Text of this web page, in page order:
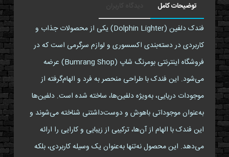
توضیحات کامل
فندک دلفین (Dolphin Lighter) یکی از محصولات جذاب و
کاربردی در دسته‌بندی اکسسوری و لوازم سرگرمی است که در
فروشگاه اینترنتی بومرنگ شاپ (Bumrang Shop) عرضه
می‌شود. این فندک با طراحی منحصر به فرد و الهام‌گرفته از
موجودات دریایی، به‌ویژه دلفین‌ها، ساخته شده است. دلفین‌ها
به‌عنوان موجوداتی باهوش و دوست‌داشتنی شناخته می‌شوند و
این فندک با الهام از آن‌ها، ترکیبی از زیبایی و کارایی را ارائه
می‌دهد. این محصول نه‌تنها به‌عنوان یک وسیله کاربردی، بلکه